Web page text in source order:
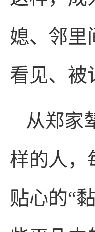
媳、邻里
看见、被
从郑家
样的人，
贴心的“